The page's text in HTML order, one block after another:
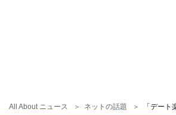
All About ニュース ネットの話題